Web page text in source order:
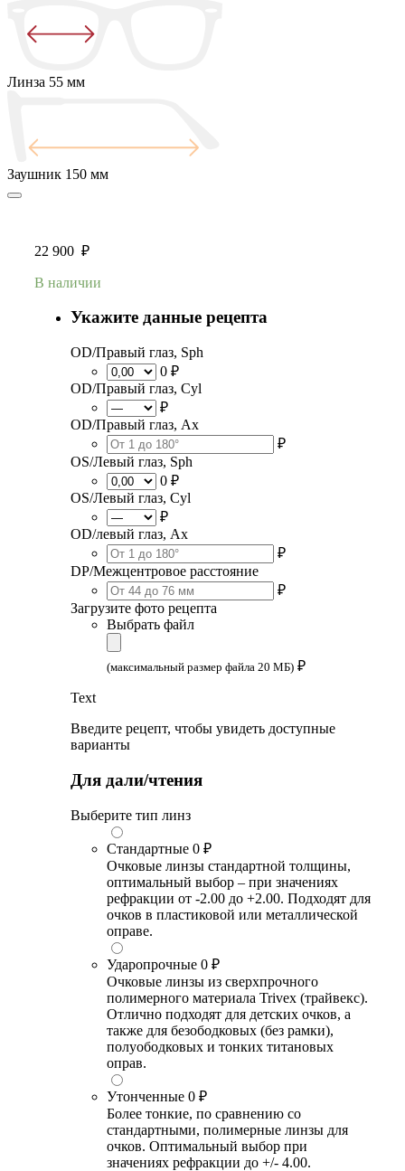
Линза 55 мм
Заушник 150 мм
22 900 ₽
В наличии
Укажите данные рецепта
OD/Правый глаз, Sph
0 ₽
OD/Правый глаз, Cyl
₽
OD/Правый глаз, Ax
₽
OS/Левый глаз, Sph
0 ₽
OS/Левый глаз, Cyl
₽
OD/левый глаз, Ax
₽
DP/Межцентровое расстояние
₽
Загрузите фото рецепта
Выбрать файл
(максимальный размер файла 20 МБ) ₽
Text
Введите рецепт, чтобы увидеть доступные
варианты
Для дали/чтения
Выберите тип линз
Стандартные 0 ₽
Очковые линзы стандартной толщины,
оптимальный выбор – при значениях
рефракции от -2.00 до +2.00. Подходят для
очков в пластиковой или металлической
оправе.
Ударопрочные 0 ₽
Очковые линзы из сверхпрочного
полимерного материала Trivex (трайвекс).
Отлично подходят для детских очков, а
также для безободковых (без рамки),
полуободковых и тонких титановых
оправ.
Утонченные 0 ₽
Более тонкие, по сравнению со
стандартными, полимерные линзы для
очков. Оптимальный выбор при
значениях рефракции до +/- 4.00.